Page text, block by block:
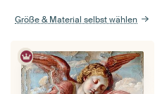
Größe & Material selbst wählen